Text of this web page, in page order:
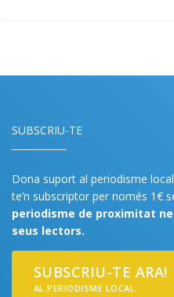
SUBSCRIU-TE
Dona suport al periodisme
te’n subscriptor per només 1€
periodisme de proximitat
seus lectors.
SUBSCRIU-TE ARA!
AL PERIODISME LOCAL